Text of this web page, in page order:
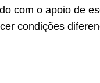
com o apoio de
condições